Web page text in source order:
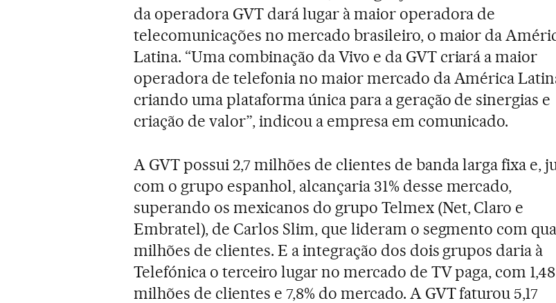
da operadora GVT dará lugar à maior operadora de
telecomunicações no mercado brasileiro, o maior da
Latina. “Uma combinação da Vivo e da GVT criará a maior
operadora de telefonia no maior mercado da América
criando uma plataforma única para a geração de sinergias e
criação de valor”, indicou a empresa em comunicado.
A GVT possui 2,7 milhões de clientes de banda larga fixa e,
com o grupo espanhol, alcançaria 31% desse mercado,
superando os mexicanos do grupo Telmex (Net, Claro e
Embratel), de Carlos Slim, que lideram o segmento com
milhões de clientes. E a integração dos dois grupos daria à
Telefónica o terceiro lugar no mercado de TV paga, com 1,48
milhões de clientes e 7,8% do mercado. A GVT faturou 5,17